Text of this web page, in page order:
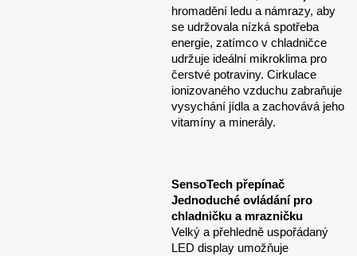
hromadění ledu a námrazy, aby
se udržovala nízká spotřeba
energie, zatímco v chladničce
udržuje ideální mikroklima pro
čerstvé potraviny. Cirkulace
ionizovaného vzduchu zabraňuje
vysychání jídla a zachovává jeho
vitamíny a minerály.
SensoTech přepínač
Jednoduché ovládání pro
chladničku a mrazničku
Velký a přehledně uspořádaný
LED display umožňuje